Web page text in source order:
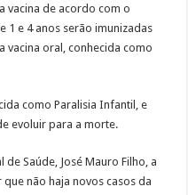
vacina de acordo com o
1 e 4 anos serão imunizadas
vacina oral, conhecida como
como Paralisia Infantil, e
evoluir para a morte.
Saúde, José Mauro Filho, a
não haja novos casos da